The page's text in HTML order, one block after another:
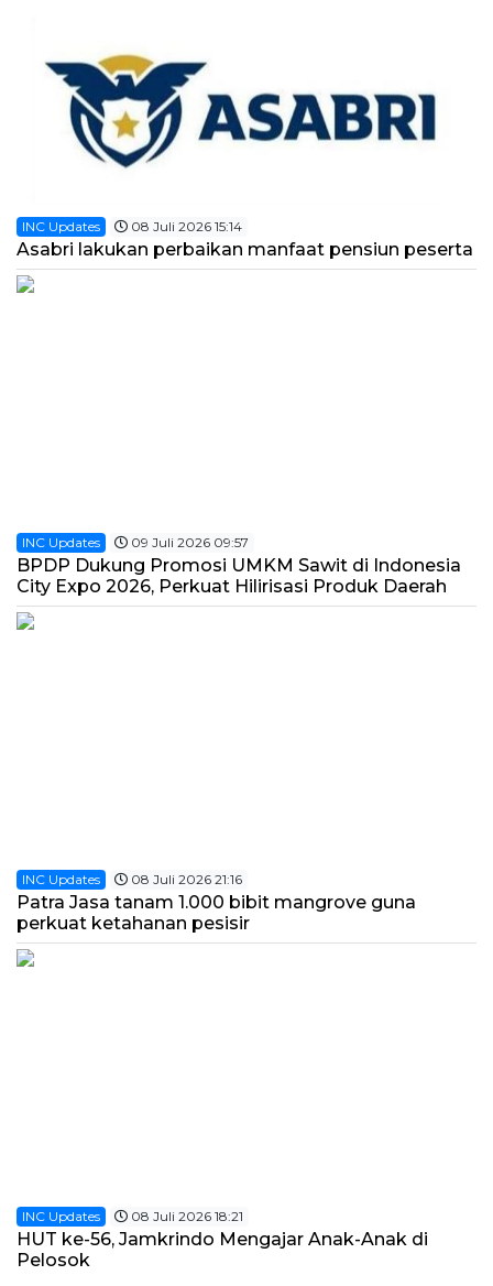
INC Updates 08 Juli 2026 15:14
Asabri lakukan perbaikan manfaat pensiun peserta
INC Updates 09 Juli 2026 09:57
BPDP Dukung Promosi UMKM Sawit di Indonesia
City Expo 2026, Perkuat Hilirisasi Produk Daerah
INC Updates 08 Juli 2026 21:16
Patra Jasa tanam 1.000 bibit mangrove guna
perkuat ketahanan pesisir
INC Updates 08 Juli 2026 18:21
HUT ke-56, Jamkrindo Mengajar Anak-Anak di
Pelosok